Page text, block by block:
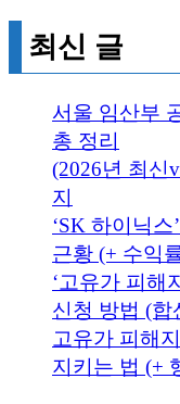
최신 글
서울 임산부
총 정리
(2026년 최신
지
‘SK 하이닉
근황 (+ 수익
‘고유가 피해
신청 방법 (합
고유가 피해
지키는 법 (+